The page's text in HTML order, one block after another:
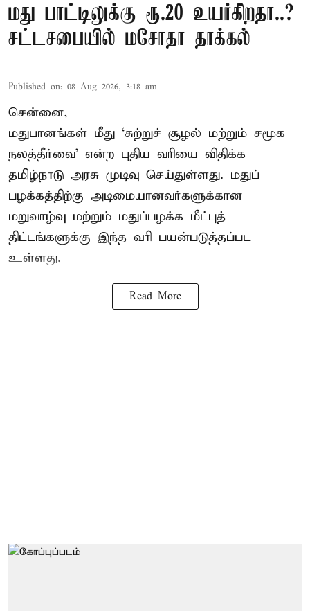
மது பாட்டிலுக்கு ரூ.20 உயர்கிறதா..?
சட்டசபையில் மசோதா தாக்கல்
Published on: 08 Aug 2026, 3:18 am
சென்னை,
மதுபானங்கள் மீது ‘சுற்றுச் சூழல் மற்றும் சமூக
நலத்தீர்வை’ என்ற புதிய வரியை விதிக்க
தமிழ்நாடு அரசு முடிவு செய்துள்ளது. மதுப்
பழக்கத்திற்கு அடிமையானவர்களுக்கான
மறுவாழ்வு மற்றும் மதுப்பழக்க மீட்புத்
திட்டங்களுக்கு இந்த வரி பயன்படுத்தப்பட
உள்ளது.
Read More